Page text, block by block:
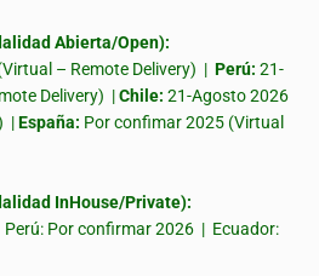
Abierta/Open):
– Remote Delivery) | Perú: 21-
Delivery) |Chile: 21-Agosto 2026
|España: Por confimar 2025 (Virtual
InHouse/Private):
Por confirmar 2026 | Ecuador: